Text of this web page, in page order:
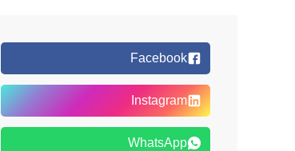
Facebook
Instagram
WhatsApp